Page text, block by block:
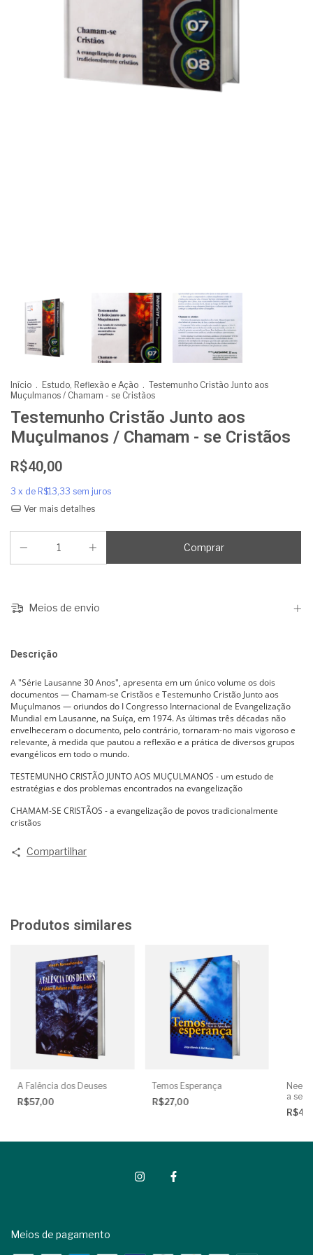
Início . Estudo, Reflexão e Ação . Testemunho Cristão Junto aos
Muçulmanos / Chamam - se Cristãos
Testemunho Cristão Junto aos
Muçulmanos / Chamam - se Cristãos
R$40,00
3 x de R$13,33 sem juros
Ver mais detalhes
Meios de envio
Descrição
A "Série Lausanne 30 Anos", apresenta em um único volume os dois
documentos — Chamam-se Cristãos e Testemunho Cristão Junto aos
Muçulmanos — oriundos do I Congresso Internacional de Evangelização
Mundial em Lausanne, na Suíça, em 1974. As últimas três décadas não
envelheceram o documento, pelo contrário, tornaram-no mais vigoroso e
relevante, à medida que pautou a reflexão e a prática de diversos grupos
evangélicos em todo o mundo.
TESTEMUNHO CRISTÃO JUNTO AOS MUÇULMANOS - um estudo de
estratégias e dos problemas encontrados na evangelização
CHAMAM-SE CRISTÃOS - a evangelização de povos tradicionalmente
cristãos
Compartilhar
Produtos similares
A Falência dos Deuses
R$57,00
Temos Esperança
R$27,00
a
Meios de pagamento